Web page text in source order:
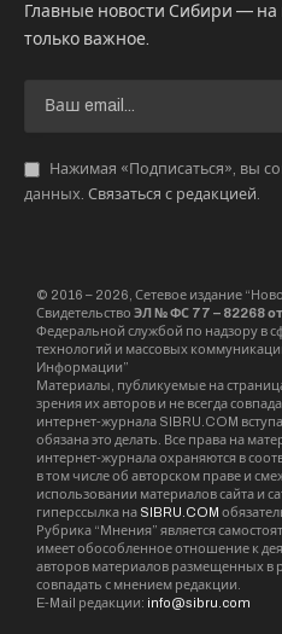
Главные новости Сибири — на
только важное.
Нажимая «Подписаться», вы
данных. Связаться с редакцией
© 2016 – 2026, Сетевое издание
Свидетельство ЭЛ № ФС 77 – 82268
Федеральной службой по надзору в
технологий и массовых
Информации”
Материалы, публикуемые на
зрения их авторов и не всегда
интернет-журнала SIBRU.COM
обязана это делать. Все права на
интернет-журнала охраняются в
в том числе об авторском праве и
использовании материалов сайта и
гиперссылка на SIBRU.COM
Рубрика “Мнения” является
имеет обособленное отношение к
авторов материалов размещенных в
совпадать с мнением редакции.
E-Mail редакции: info@sibru.com